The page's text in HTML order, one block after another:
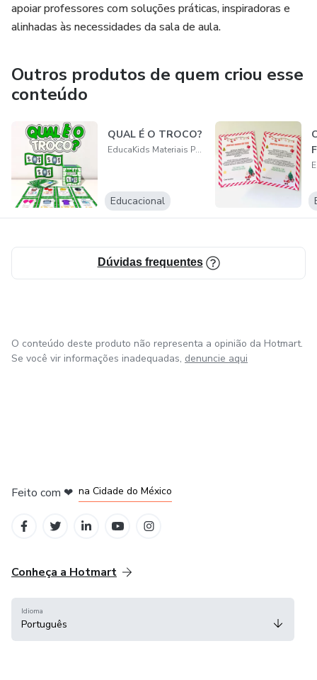
apoiar professores com soluções práticas, inspiradoras e
alinhadas às necessidades da sala de aula.
Outros produtos de quem criou esse
conteúdo
QUAL É O TROCO?
EducaKids Materiais Pedagógicos
Educacional
Dúvidas frequentes
O conteúdo deste produto não representa a opinião da Hotmart.
Se você vir informações inadequadas, denuncie aqui
Feito com ❤ na Cidade do México
Conheça a Hotmart
Idioma
Português